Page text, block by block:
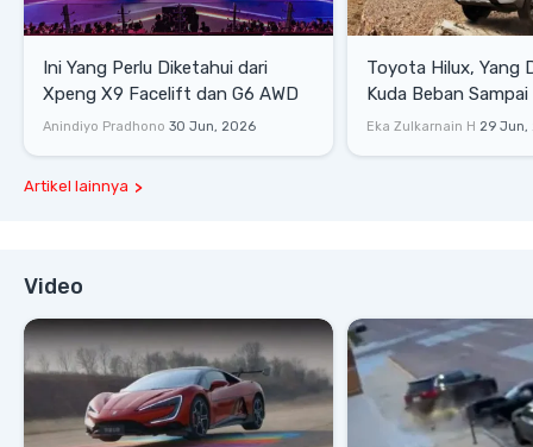
Ini Yang Perlu Diketahui dari
Xpeng X9 Facelift dan G6 AWD
Anindiyo Pradhono 30 Jun, 2026
Toyota Hilux, Yang
Kuda Beban
Lifestyle
Eka Zulkarnain H 29 Jun,
Artikel lainnya
Video